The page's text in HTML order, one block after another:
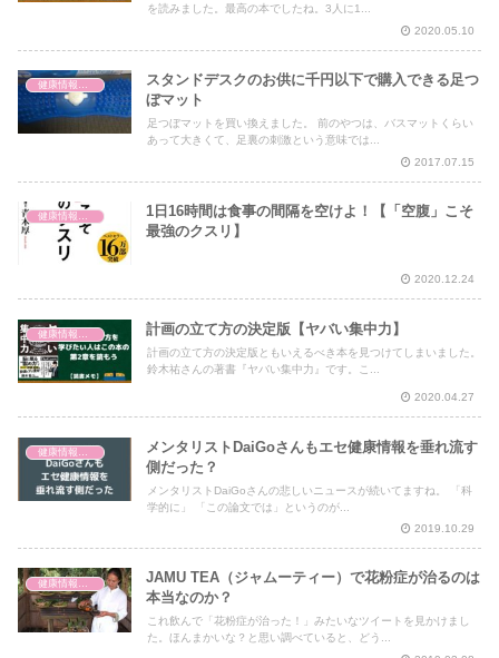
を読みました。最高の本でしたね。3人に1...
2020.05.10
健康情報の読み解き・考え方
スタンドデスクのお供に千円以下で購入できる足つ
ぼマット
足つぼマットを買い換えました。 前のやつは、バスマットくらい
あって大きくて、足裏の刺激という意味では...
2017.07.15
健康情報の読み解き・考え方
1日16時間は食事の間隔を空けよ！【「空腹」こそ
最強のクスリ】
2020.12.24
健康情報の読み解き・考え方 計画の立て方の決定版【ヤバい集中力】
計画の立て方の決定版ともいえるべき本を見つけてしまいました。
鈴木祐さんの著書『ヤバい集中力』です。こ...
2020.04.27
メンタリストDaiGoさんもエセ健康情報を垂れ流す
側だった？
メンタリストDaiGoさんの悲しいニュースが続いてますね。 「科
学的に」 「この論文では」というのが...
2019.10.29
JAMU TEA（ジャムーティー）で花粉症が治るのは
本当なのか？
これ飲んで「花粉症が治った！」みたいなツイートを見かけまし
た。ほんまかいな？と思い調べていると、どう...